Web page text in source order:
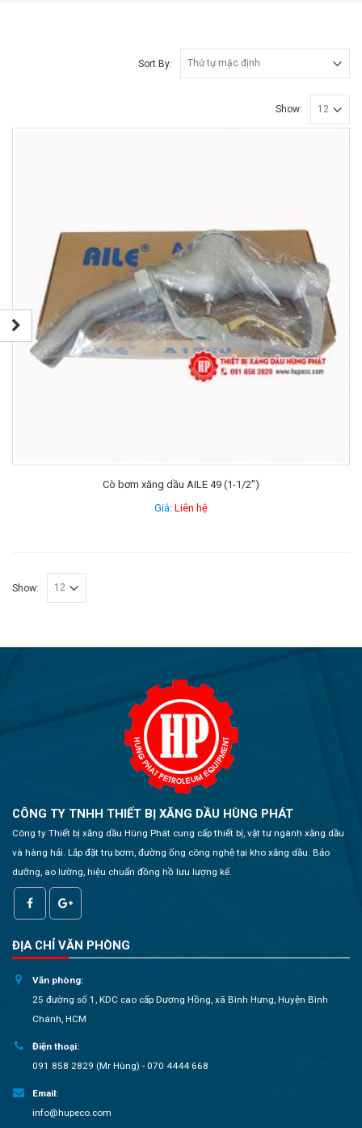
Sort By:
Show:
Cò bơm xăng dầu AILE 49 (1-1/2″)
Giá: Liên hệ
Show:
CÔNG TY TNHH THIẾT BỊ XĂNG DẦU HÙNG PHÁT
Công ty Thiết bị xăng dầu Hùng Phát cung cấp thiết bị, vật tư ngành xăng dầu
và hàng hải. Lắp đặt trụ bơm, đường ống công nghệ tại kho xăng dầu. Bảo
dưỡng, ao lường, hiệu chuẩn đồng hồ lưu lượng kế.
ĐỊA CHỈ VĂN PHÒNG
Văn phòng:
25 đường số 1, KDC cao cấp Dương Hồng, xã Bình Hưng, Huyện Bình
Chánh, HCM
Điện thoại:
091 858 2829 (Mr Hùng) - 070 4444 668
Email:
info@hupeco.com